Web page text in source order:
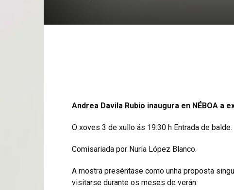
Andrea Davila Rubio inaugura en NÉBOA a
O xoves 3 de xullo ás 19:30 h Entrada de balde.
Comisariada por Nuria López Blanco.
A mostra preséntase como unha proposta
visitarse durante os meses de verán.